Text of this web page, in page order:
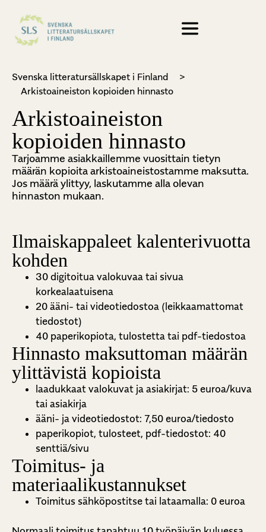
Svenska litteratursällskapet i Finland
>
Arkistoaineiston kopioiden hinnasto
Arkistoaineiston
kopioiden hinnasto
Tarjoamme asiakkaillemme vuosittain tietyn
määrän kopioita arkistoaineistostamme maksutta.
Jos määrä ylittyy, laskutamme alla olevan
hinnaston mukaan.
Ilmaiskappaleet kalenterivuotta
kohden
30 digitoitua valokuvaa tai sivua
korkealaatuisena
20 ääni- tai videotiedostoa (leikkaamattomat
tiedostot)
40 paperikopiota, tulostetta tai pdf-tiedostoa
Hinnasto maksuttoman määrän
ylittävistä kopioista
laadukkaat valokuvat ja asiakirjat: 5 euroa/kuva
tai asiakirja
ääni- ja videotiedostot: 7,50 euroa/tiedosto
paperikopiot, tulosteet, pdf-tiedostot: 40
senttiä/sivu
Toimitus- ja
materiaalikustannukset
Toimitus sähköpostitse tai lataamalla: 0 euroa